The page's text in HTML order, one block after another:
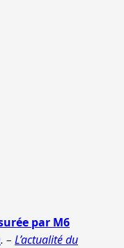
par M6
. – L’actualité du